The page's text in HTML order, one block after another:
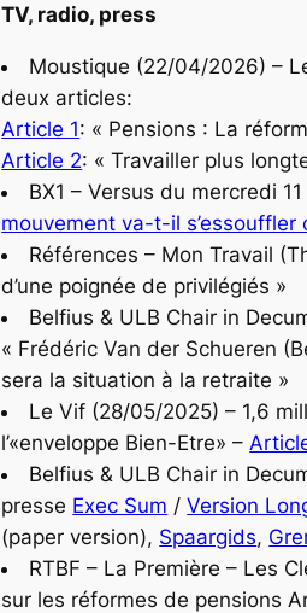
TV, radio, press
Moustique (22/04/2026) –
deux articles:
Article 1: « Pensions : La
Article 2: « Travailler plus
BX1 – Versus du mercredi
mouvement va-t-il s’essouffler
Références – Mon Travail
d’une poignée de privilégiés »
Belfius & ULB Chair in
« Frédéric Van der Schueren
sera la situation à la retraite »
Le Vif (28/05/2025) – 1,6
l’«enveloppe Bien-Etre» –
Belfius & ULB Chair in
presse Exec Sum /Version
(paper version), Spaargids,
RTBF – La Première – Les
sur les réformes de pensions